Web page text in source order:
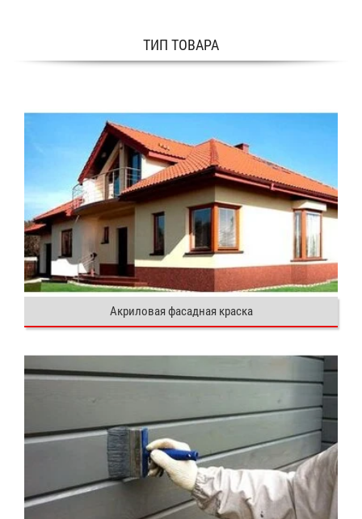
ТИП ТОВАРА
Акриловая фасадная краска